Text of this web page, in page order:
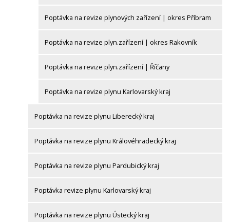
Poptávka na revize plynových zařízení | okres Příbram
Poptávka na revize plyn.zařízení | okres Rakovník
Poptávka na revize plyn.zařízení | Říčany
Poptávka na revize plynu Karlovarský kraj
Poptávka na revize plynu Liberecký kraj
Poptávka na revize plynu Královéhradecký kraj
Poptávka na revize plynu Pardubický kraj
Poptávka revize plynu Karlovarský kraj
Poptávka na revize plynu Ústecký kraj